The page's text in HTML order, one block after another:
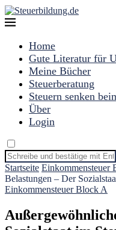
Home
Gute Literatur für
Meine Bücher
Steuerberatung
Steuern senken
Über
Login
Startseite Einkommensteuer
Belastungen – Der
Einkommensteuer Block A